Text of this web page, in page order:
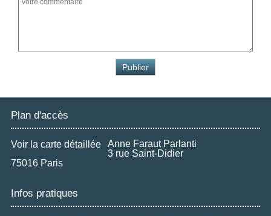
Plan d'accès
Voir la carte détaillée
Anne Faraut Parlanti
3 rue Saint-Didier
75016 Paris
Infos pratiques